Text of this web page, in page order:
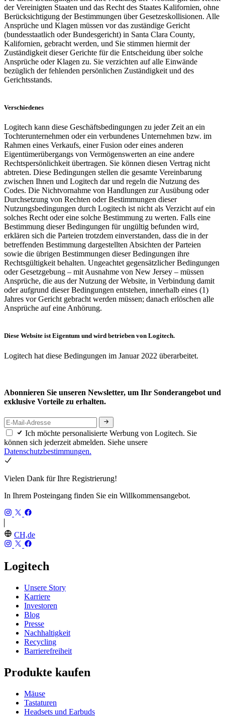
der Vereinigten Staaten und das Recht des Staates Kalifornien, ohne
Berücksichtigung der Bestimmungen über Gesetzeskollisionen. Alle
Ansprüche und Klagen müssen vor das zuständige Gericht
(bundesstaatlich oder Bundesgericht) in Santa Clara County,
Kalifornien, gebracht werden, und Sie stimmen hiermit der
Zuständigkeit dieser Gerichte für die Entscheidung über solche
Ansprüche oder Klagen zu. Sie verzichten auf alle Einwände
bezüglich der fehlenden persönlichen Zuständigkeit und des
Gerichtsstands.
Verschiedenes
Logitech kann diese Geschäftsbedingungen zu jeder Zeit an ein
Tochterunternehmen oder ein verbundenes Unternehmen bzw. im
Rahmen eines Verkaufs, einer Fusion oder eines anderen
Eigentümerübergangs von Vermögenswerten an eine andere
Rechtspersönlichkeit übertragen. Sie können diesen Vertrag nicht
abtreten. Diese Bedingungen stellen die gesamte Vereinbarung
zwischen Ihnen und Logitech dar und regeln die Nutzung des
Codes. Die Nichtvornahme von Handlungen zur Ausübung oder
Durchsetzung von Rechten oder Bestimmungen dieser
Nutzungsbedingungen durch Logitech ist nicht als Verzicht auf ein
solches Recht oder eine solche Bestimmung zu werten. Falls eine
Bestimmung dieser Bedingungen für ungültig befunden wird,
erklären sich die Parteien trotzdem einverstanden, dass die in der
betreffenden Bestimmung dargestellten Absichten der Parteien
sowie die übrigen Bestimmungen dieser Bedingungen ihre
Rechtsgültigkeit behalten. Ungeachtet gegensätzlicher Bedingungen
oder Gesetzgebung – mit Ausnahme von New Jersey – müssen
Ansprüche, die aus der Nutzung der Website, in Verbindung damit
oder aufgrund dieser Bedingungen entstehen, innerhalb eines (1)
Jahres vor Gericht gebracht werden müssen; danach erlöschen alle
Ansprüche auf eine Anhörung.
Diese Website ist Eigentum und wird betrieben von Logitech.
Logitech hat diese Bedingungen im Januar 2022 überarbeitet.
Abonnieren Sie unseren Newsletter, um Ihr Sonderangebot und
exklusive Vorteile zu erhalten.
Ich möchte personalisierte Werbung von Logitech. Sie
können sich jederzeit abmelden. Siehe unsere
Datenschutzbestimmungen.
Vielen Dank für Ihre Registrierung!
In Ihrem Posteingang finden Sie ein Willkommensangebot.
CH,de
Logitech
Unsere Story
Karriere
Investoren
Blog
Presse
Nachhaltigkeit
Recycling
Barrierefreiheit
Produkte kaufen
Mäuse
Tastaturen
Headsets und Earbuds